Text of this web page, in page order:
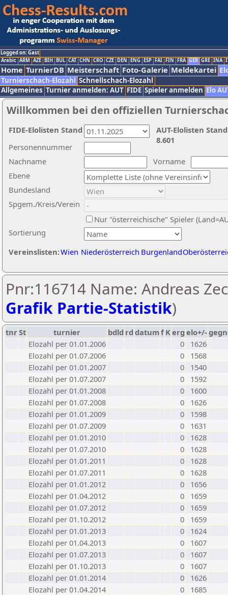
Logged on: Gast
Arabic ARM AZE BIH BUL CAT CHN CRO CZE DEN ENG ESP FAI FIN FRA GER GRE INA
Home TurnierDB Meisterschaft Foto-Galerie Meldekartei
Turnierschach-Elozahl Schnellschach-Elozahl
Allgemeines Turnier anmelden: AUT FIDE Spieler anmelden Elo
Willkommen bei den offiziellen
Nachname
Vorname
Ebene
Sortierung
Personennummer
Bundesland
Spgem./Kreis/Verein
Nur "österreichische" Spieler
Vereinslisten:Wien Niederösterreich Burgenland
AUT-Elolisten
8.601
FIDE-Elolisten Stand
Pnr:116714 Name: Andreas
Grafik Partie-Statistik)
tnrSt turnier bdld rd datumf Kerg elo+/-
Elozahl per 01.01.2006
0
1626
Elozahl per 01.07.2006
0
1568
Elozahl per 01.01.2007
0
1540
Elozahl per 01.07.2007
0
1592
Elozahl per 01.01.2008
0
1600
Elozahl per 01.07.2008
0
1626
Elozahl per 01.01.2009
0
1598
Elozahl per 01.07.2009
0
1631
Elozahl per 01.01.2010
0
1628
Elozahl per 01.07.2010
0
1628
Elozahl per 01.01.2011
0
1628
Elozahl per 01.07.2011
0
1628
Elozahl per 01.01.2012
0
1656
Elozahl per 01.04.2012
0
1659
Elozahl per 01.07.2012
0
1659
Elozahl per 01.10.2012
0
1659
Elozahl per 01.01.2013
0
1624
Elozahl per 01.04.2013
0
1607
Elozahl per 01.07.2013
0
1607
Elozahl per 01.10.2013
0
1607
Elozahl per 01.01.2014
0
1626
Elozahl per 01.04.2014
0
1685